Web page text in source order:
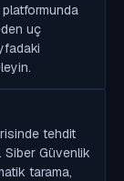
uç
tehdit
Siber Güvenlik
tarama,